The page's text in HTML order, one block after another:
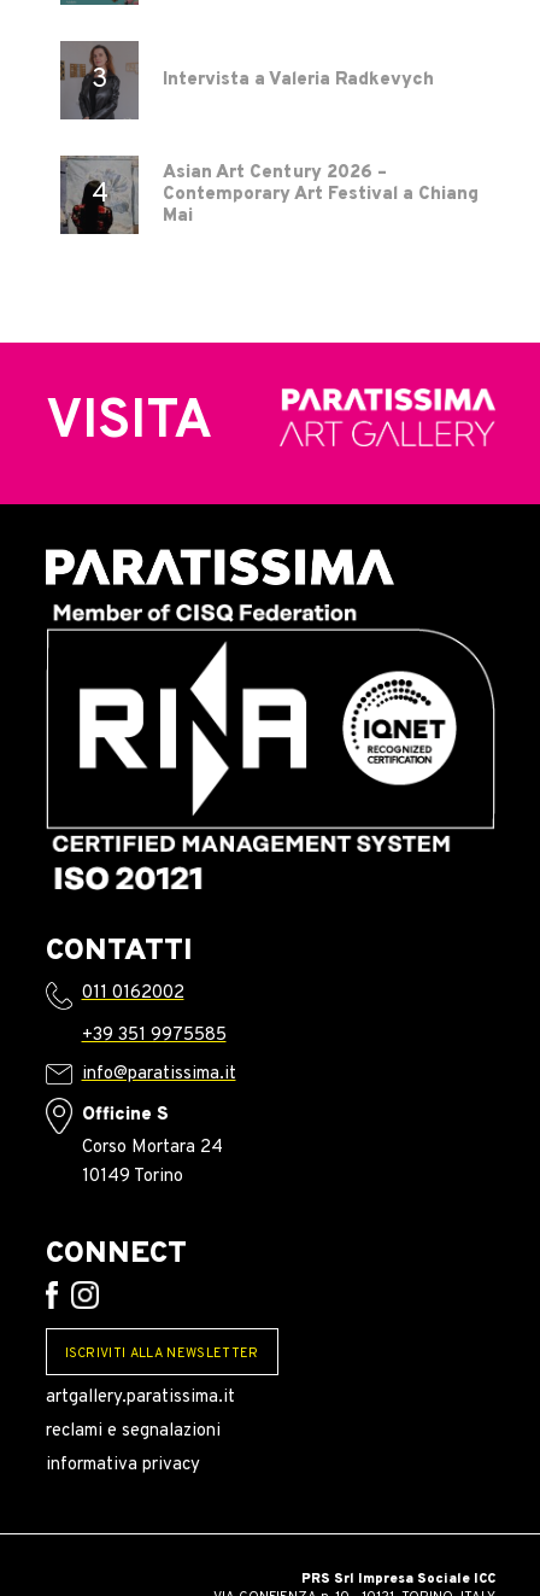
Intervista a Valeria Radkevych
Asian Art Century 2026 –
Contemporary Art Festival a Chiang
Mai
VISITA
CONTATTI
011 0162002
+39 351 9975585
info@paratissima.it
Officine S
Corso Mortara 24
10149 Torino
CONNECT
ISCRIVITI ALLA NEWSLETTER
artgallery.paratissima.it
reclami e segnalazioni
informativa privacy
PRS Srl Impresa Sociale ICC